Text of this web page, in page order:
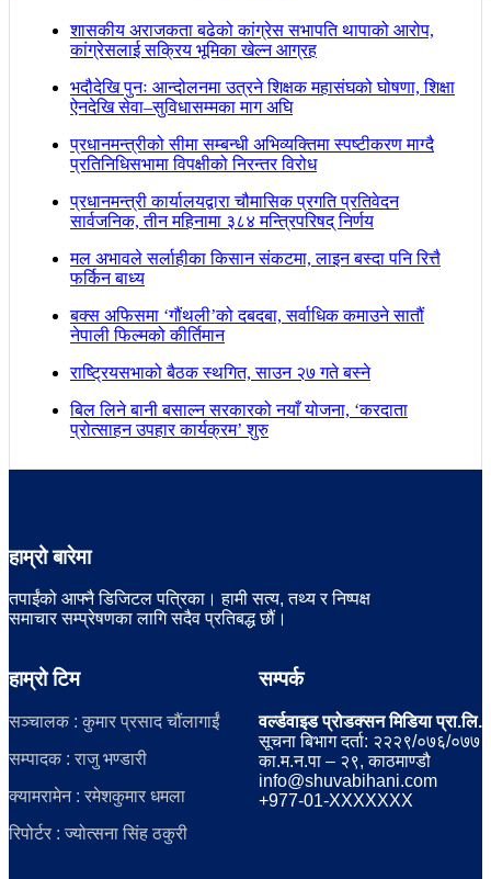
शासकीय अराजकता बढेको कांग्रेस सभापति थापाको आरोप,
कांग्रेसलाई सक्रिय भूमिका खेल्न आग्रह
भदौदेखि पुनः आन्दोलनमा उत्रने शिक्षक महासंघको घोषणा, शिक्षा
ऐनदेखि सेवा–सुविधासम्मका माग अघि
प्रधानमन्त्रीको सीमा सम्बन्धी अभिव्यक्तिमा स्पष्टीकरण माग्दै
प्रतिनिधिसभामा विपक्षीको निरन्तर विरोध
प्रधानमन्त्री कार्यालयद्वारा चौमासिक प्रगति प्रतिवेदन
सार्वजनिक, तीन महिनामा ३८४ मन्त्रिपरिषद् निर्णय
मल अभावले सर्लाहीका किसान संकटमा, लाइन बस्दा पनि रित्तै
फर्किन बाध्य
बक्स अफिसमा ‘गौंथली’को दबदबा, सर्वाधिक कमाउने सातौं
नेपाली फिल्मको कीर्तिमान
राष्ट्रियसभाको बैठक स्थगित, साउन २७ गते बस्ने
बिल लिने बानी बसाल्न सरकारको नयाँ योजना, ‘करदाता
प्रोत्साहन उपहार कार्यक्रम’ शुरु
हाम्रो बारेमा
तपाईंको आफ्नै डिजिटल पत्रिका। हामी सत्य, तथ्य र निष्पक्ष
समाचार सम्प्रेषणका लागि सदैव प्रतिबद्ध छौं।
हाम्रो टिम
सञ्चालक : कुमार प्रसाद चौंलागाईं
सम्पादक : राजु भण्डारी
क्यामरामेन : रमेशकुमार धमला
रिपोर्टर : ज्योत्सना सिंह ठकुरी
सम्पर्क
वर्ल्डवाइड प्रोडक्सन मिडिया प्रा.लि.
सूचना बिभाग दर्ता: २२२९/०७६/०७७
का.म.न.पा – २९, काठमाण्डौ
info@shuvabihani.com
+977-01-XXXXXXX